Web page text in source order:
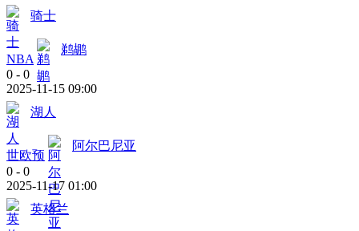
骑士
NBA
鹈鹕
0 - 0
2025-11-15 09:00
湖人
世欧预
阿尔巴尼亚
0 - 0
2025-11-17 01:00
英格兰